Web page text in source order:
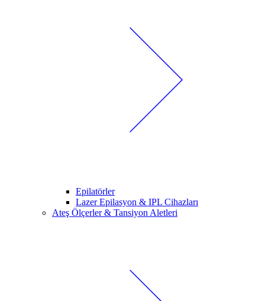
Epilatörler
Lazer Epilasyon & IPL Cihazları
Ateş Ölçerler & Tansiyon Aletleri